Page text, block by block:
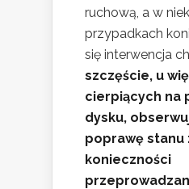
ruchową, a w
przypadkach
się interwencja
szczęście, u
cierpiących na
dysku,
poprawę stanu
konieczności